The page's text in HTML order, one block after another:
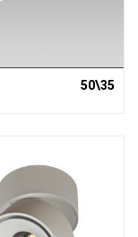
35\50